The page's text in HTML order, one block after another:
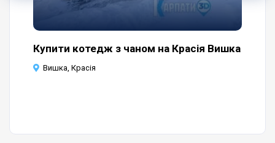
Купити котедж з чаном на Красія Вишка
Вишка, Красія